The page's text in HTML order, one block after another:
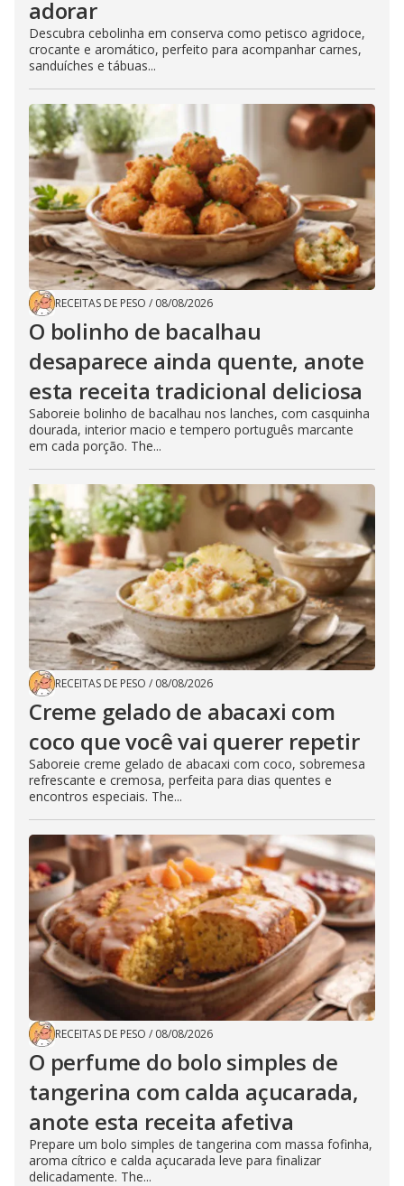
adorar
Descubra cebolinha em conserva como petisco agridoce,
crocante e aromático, perfeito para acompanhar carnes,
sanduíches e tábuas...
RECEITAS DE PESO / 08/08/2026
O bolinho de bacalhau
desaparece ainda quente, anote
esta receita tradicional deliciosa
Saboreie bolinho de bacalhau nos lanches, com casquinha
dourada, interior macio e tempero português marcante
em cada porção. The...
RECEITAS DE PESO / 08/08/2026
Creme gelado de abacaxi com
coco que você vai querer repetir
Saboreie creme gelado de abacaxi com coco, sobremesa
refrescante e cremosa, perfeita para dias quentes e
encontros especiais. The...
RECEITAS DE PESO / 08/08/2026
O perfume do bolo simples de
tangerina com calda açucarada,
anote esta receita afetiva
Prepare um bolo simples de tangerina com massa fofinha,
aroma cítrico e calda açucarada leve para finalizar
delicadamente. The...